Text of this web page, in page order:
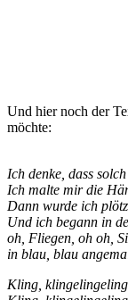
Und hier noch der
möchte:
Ich denke, dass
Ich malte mir die
Dann wurde ich
Und ich begann in
oh, Fliegen, oh oh,
in blau, blau
Kling,